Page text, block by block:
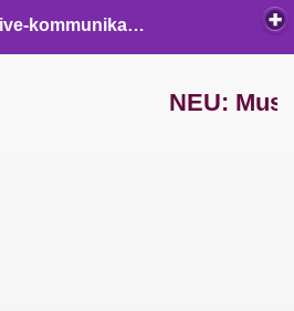
- Privatsitzungen -
spirit-live-kommunikation
NEU: